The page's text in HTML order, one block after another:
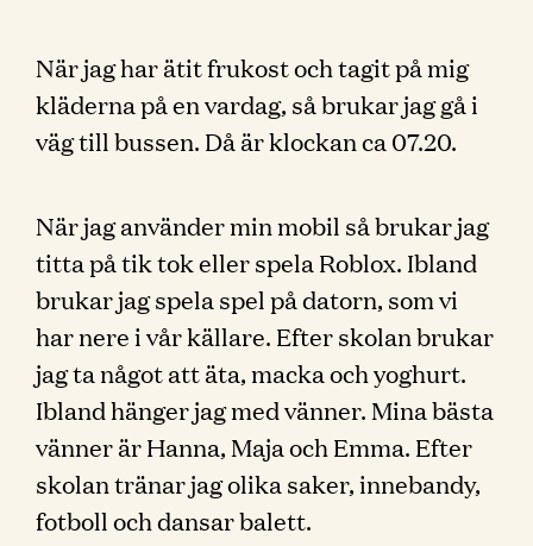
När jag har ätit frukost och tagit på mig
kläderna på en vardag, så brukar jag gå i
väg till bussen. Då är klockan ca 07.20.
När jag använder min mobil så brukar jag
titta på tik tok eller spela Roblox. Ibland
brukar jag spela spel på datorn, som vi
har nere i vår källare. Efter skolan brukar
jag ta något att äta, macka och yoghurt.
Ibland hänger jag med vänner. Mina bästa
vänner är Hanna, Maja och Emma. Efter
skolan tränar jag olika saker, innebandy,
fotboll och dansar balett.